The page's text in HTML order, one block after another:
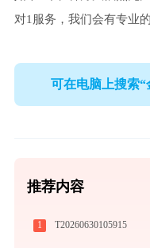
对1服务，我们会有专业
可在电脑上搜索
推荐内容
1 T20260630105915